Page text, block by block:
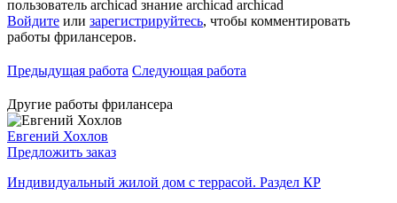
пользователь archicad знание archicad archicad
Войдите или зарегистрируйтесь, чтобы комментировать
работы фрилансеров.
Предыдущая работа Следующая работа
Другие работы фрилансера
Евгений Хохлов
Предложить заказ
Индивидуальный жилой дом с террасой. Раздел КР